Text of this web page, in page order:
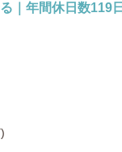
｜年間休日数119